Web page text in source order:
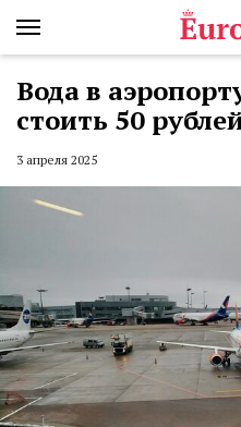
Вода в
стоить 50
3 апреля 2025